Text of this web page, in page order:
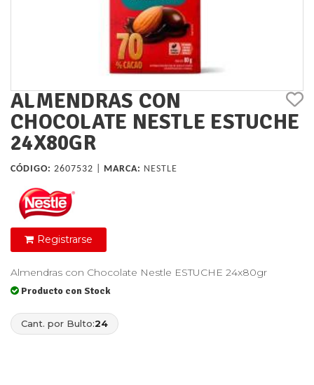
ALMENDRAS CON
CHOCOLATE NESTLE ESTUCHE
24X80GR
CÓDIGO: 2607532 | MARCA: NESTLE
Registrarse
Almendras con Chocolate Nestle ESTUCHE 24x80gr
Producto con Stock
Cant. por Bulto:24